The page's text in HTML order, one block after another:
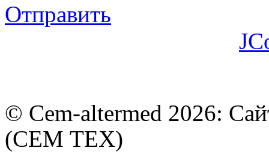
Отправить
© Cem-altermed 2026:
(СЕМ ТЕХ)